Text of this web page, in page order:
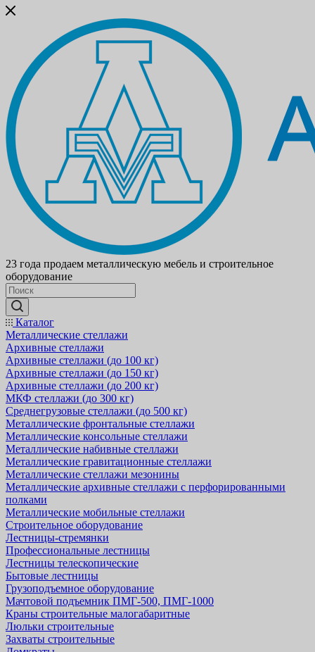
23 года продаем металлическую мебель и строительное
оборудование
Каталог
Металлические стеллажи
Архивные стеллажи
Архивные стеллажи (до 100 кг)
Архивные стеллажи (до 150 кг)
Архивные стеллажи (до 200 кг)
МКФ стеллажи (до 300 кг)
Среднегрузовые стеллажи (до 500 кг)
Металлические фронтальные стеллажи
Металлические консольные стеллажи
Металлические набивные стеллажи
Металлические гравитационные стеллажи
Металлические стеллажи мезонины
Металлические архивные стеллажи с перфорированными
полками
Металлические мобильные стеллажи
Строительное оборудование
Лестницы-стремянки
Профессиональные лестницы
Лестницы телескопические
Бытовые лестницы
Грузоподъемное оборудование
Мачтовой подъемник ПМГ-500, ПМГ-1000
Краны строительные малогабаритные
Люльки строительные
Захваты строительные